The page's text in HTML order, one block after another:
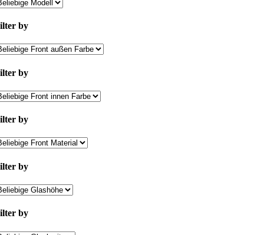
by
by
by
by
by